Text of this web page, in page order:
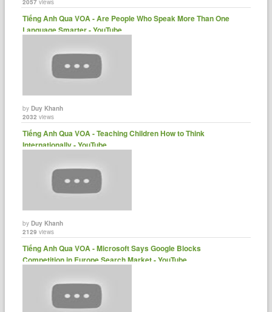
Tiếng Anh Qua VOA - Are People Who Speak More Than One
Language Smarter - YouTube
byDuy Khanh
2032 views
Tiếng Anh Qua VOA - Teaching Children How to Think
Internationally - YouTube
byDuy Khanh
2129 views
Tiếng Anh Qua VOA - Microsoft Says Google Blocks
Competition in Europe Search Market - YouTube